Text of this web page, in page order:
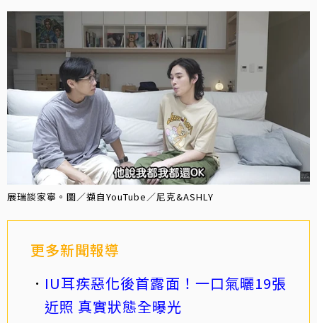
展瑞談家寧。圖／擷自YouTube／尼克&ASHLY
更多新聞報導
IU耳疾惡化後首露面！一口氣曬19張
近照 真實狀態全曝光